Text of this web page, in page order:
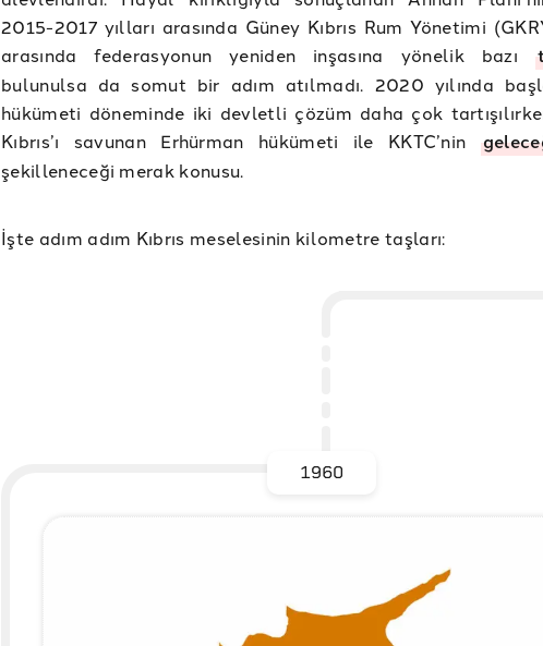
2015-2017 yılları arasında Güney Kıbrıs Rum Yönetimi
arasında federasyonun yeniden inşasına yönelik bazı
bulunulsa da somut bir adım atılmadı. 2020 yılında
hükümeti döneminde iki devletli çözüm daha çok
Kıbrıs’ı savunan Erhürman hükümeti ile KKTC’nin
şekilleneceği merak konusu.
İşte adım adım Kıbrıs meselesinin kilometre taşları:
1960